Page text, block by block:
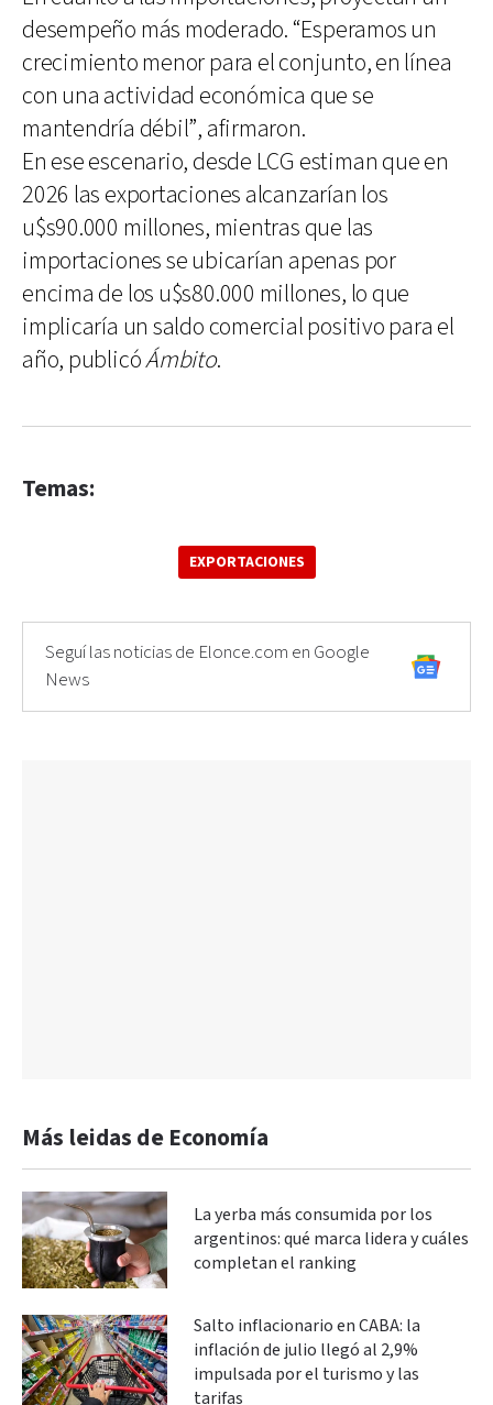
desempeño más moderado. “Esperamos un
crecimiento menor para el conjunto, en línea
con una actividad económica que se
mantendría débil”, afirmaron.
En ese escenario, desde LCG estiman que en
2026 las exportaciones alcanzarían los
u$s90.000 millones, mientras que las
importaciones se ubicarían apenas por
encima de los u$s80.000 millones, lo que
implicaría un saldo comercial positivo para el
año, publicóÁmbito.
Temas:
EXPORTACIONES
Seguí las noticias de Elonce.com en Google
News
Más leidas de Economía
La yerba más consumida por los
argentinos: qué marca lidera y cuáles
completan el ranking
Salto inflacionario en CABA: la
inflación de julio llegó al 2,9%
impulsada por el turismo y las
tarifas